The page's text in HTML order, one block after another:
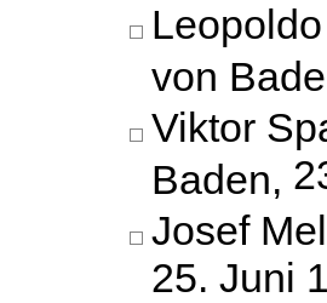
von
Viktor
Baden,
Josef
25. Juni